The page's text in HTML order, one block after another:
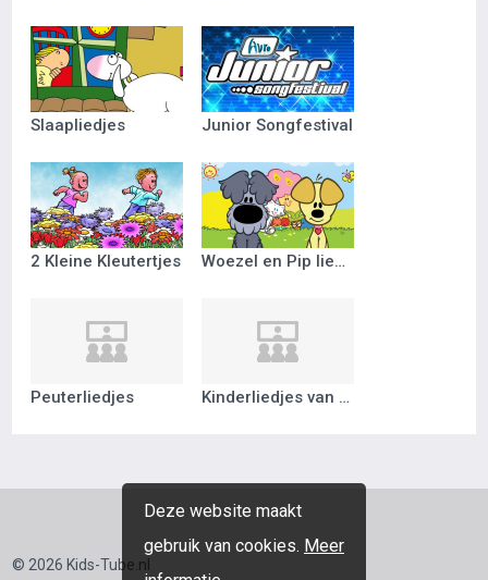
Slaapliedjes Junior Songfestival
2 Kleine Kleutertjes Woezel en Pip liedjes
Peuterliedjes Kinderliedjes van vroeger
Deze website maakt
gebruik van cookies. Meer
© 2026 Kids-Tube.nl